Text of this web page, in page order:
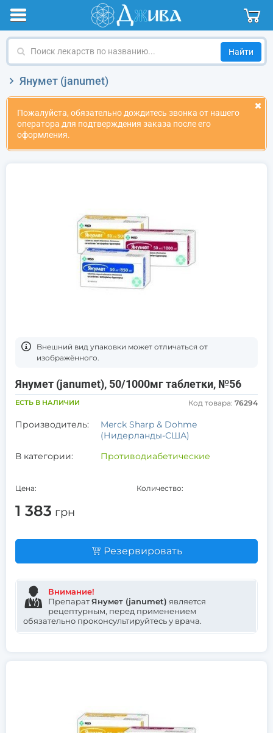
Поиск
названию
Янумет (janumet)
Пожалуйста, обязательно дождитесь звонка от нашего
оператора для подтверждения заказа после его
оформления.
Bнешний вид упаковки может отличаться от
изображённого.
Янумет (janumet), 50/1000мг таблетки, №56
ЕСТЬ В НАЛИЧИИ Код товара: 76294
Производитель:
Merck Sharp & Dohme
(Нидерланды-США)
В категории:
Противодиабетические
Цена:
1 383 грн
Количество:
Резервировать
Внимание!
ПрепаратЯнумет (janumet) является
рецептурным, перед применением
обязательно проконсультируйтесь у врача.